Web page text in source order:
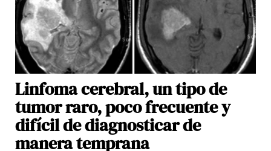
Linfoma cerebral, un tipo de
tumor raro, poco frecuente y
difícil de diagnosticar de
manera temprana